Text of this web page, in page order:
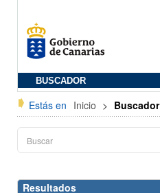
BUSCADOR
Estás en Inicio > Buscador
Resultados